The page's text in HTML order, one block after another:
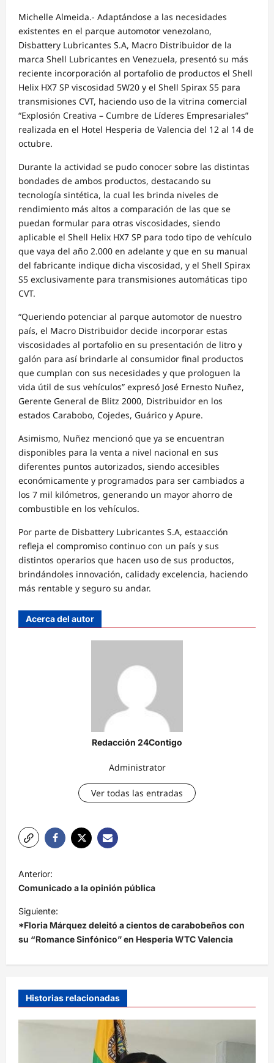
Michelle Almeida.- Adaptándose a las necesidades
existentes en el parque automotor venezolano,
Disbattery Lubricantes S.A, Macro Distribuidor de la
marca Shell Lubricantes en Venezuela, presentó su más
reciente incorporación al portafolio de productos el Shell
Helix HX7 SP viscosidad 5W20 y el Shell Spirax S5 para
transmisiones CVT, haciendo uso de la vitrina comercial
“Explosión Creativa – Cumbre de Líderes Empresariales”
realizada en el Hotel Hesperia de Valencia del 12 al 14 de
octubre.
Durante la actividad se pudo conocer sobre las distintas
bondades de ambos productos, destacando su
tecnología sintética, la cual les brinda niveles de
rendimiento más altos a comparación de las que se
puedan formular para otras viscosidades, siendo
aplicable el Shell Helix HX7 SP para todo tipo de vehículo
que vaya del año 2.000 en adelante y que en su manual
del fabricante indique dicha viscosidad, y el Shell Spirax
S5 exclusivamente para transmisiones automáticas tipo
CVT.
“Queriendo potenciar al parque automotor de nuestro
país, el Macro Distribuidor decide incorporar estas
viscosidades al portafolio en su presentación de litro y
galón para así brindarle al consumidor final productos
que cumplan con sus necesidades y que prologuen la
vida útil de sus vehículos” expresó José Ernesto Nuñez,
Gerente General de Blitz 2000, Distribuidor en los
estados Carabobo, Cojedes, Guárico y Apure.
Asimismo, Nuñez mencionó que ya se encuentran
disponibles para la venta a nivel nacional en sus
diferentes puntos autorizados, siendo accesibles
económicamente y programados para ser cambiados a
los 7 mil kilómetros, generando un mayor ahorro de
combustible en los vehículos.
Por parte de Disbattery Lubricantes S.A, estaacción
refleja el compromiso continuo con un país y sus
distintos operarios que hacen uso de sus productos,
brindándoles innovación, calidady excelencia, haciendo
más rentable y seguro su andar.
Acerca del autor
Redacción 24Contigo
Administrator
Ver todas las entradas
a
v
e
g
a
ó
Anterior:
Comunicado a la opinión pública
Siguiente:
*Floria Márquez deleitó a cientos de carabobeños con
su “Romance Sinfónico” en Hesperia WTC Valencia
Historias relacionadas